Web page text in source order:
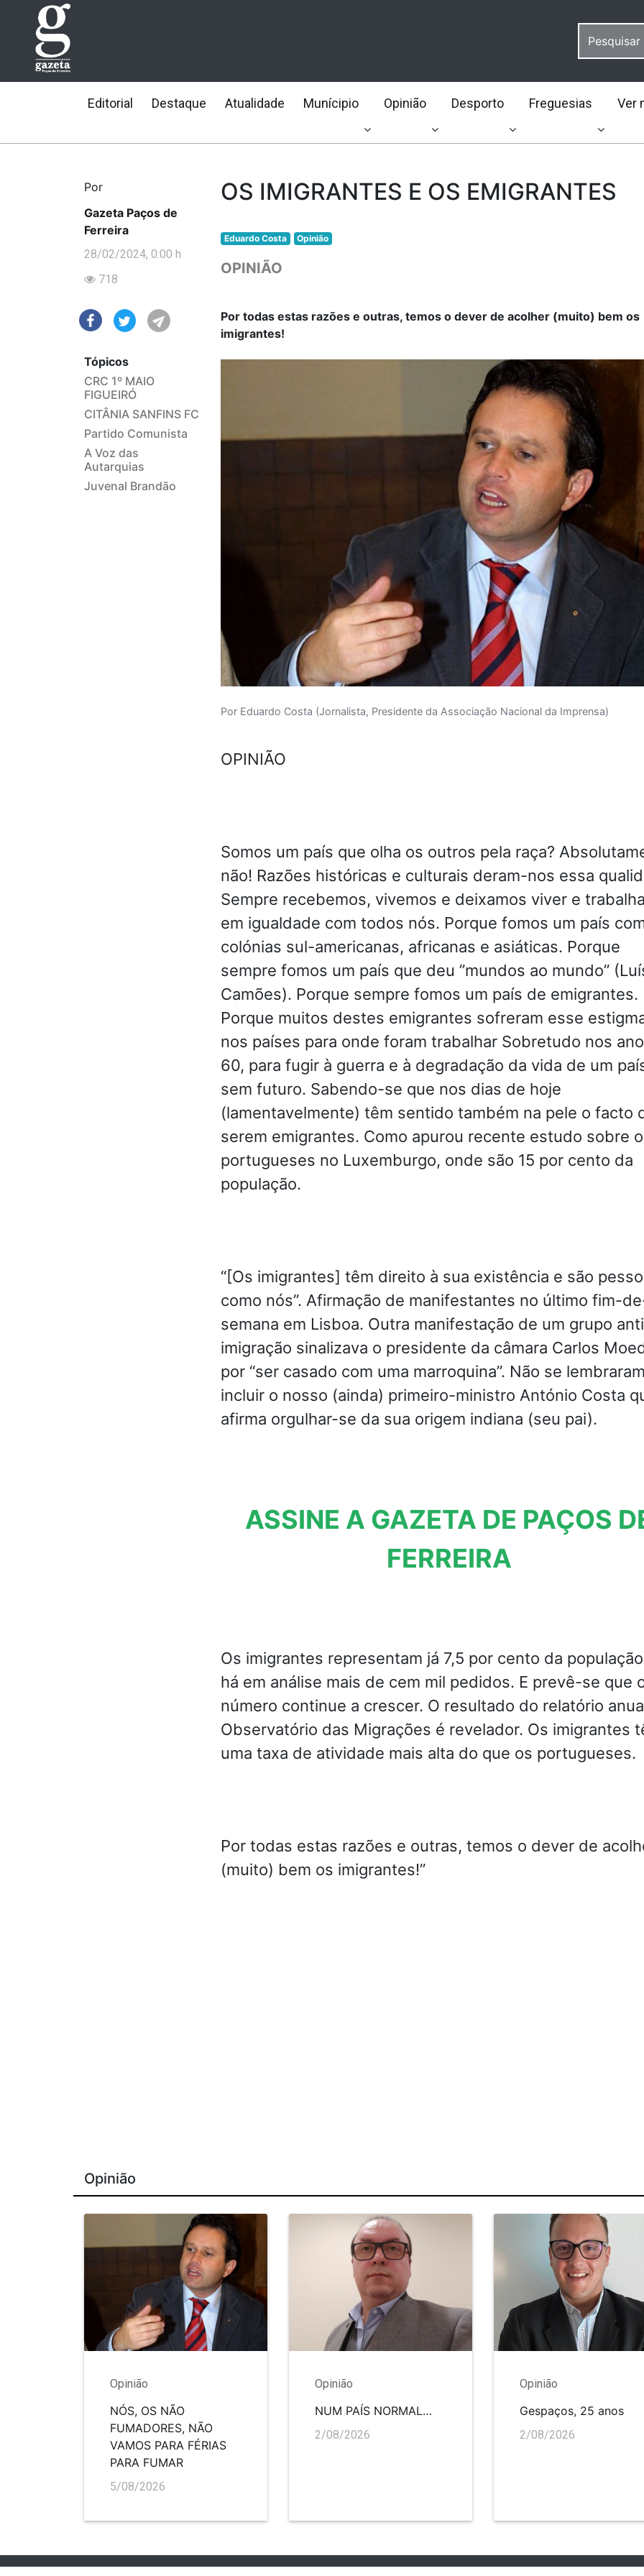
Editorial Destaque Atualidade Munícipio Opinião Desporto Freguesias Ver
Por
Gazeta Paços de
Ferreira
28/02/2024, 0:00 h
718
Tópicos
CRC 1º MAIO
FIGUEIRÓ
CITÂNIA SANFINS FC
Partido Comunista
A Voz das
Autarquias
Juvenal Brandão
OS IMIGRANTES E OS EMIGRANTES
Eduardo Costa Opinião
OPINIÃO
Por todas estas razões e outras, temos o dever de acolher (muito) bem os
imigrantes!
Por Eduardo Costa (Jornalista, Presidente da Associação Nacional da Imprensa)
OPINIÃO
Somos um país que olha os outros pela raça?
não! Razões históricas e culturais deram-nos essa
Sempre recebemos, vivemos e deixamos viver e
em igualdade com todos nós. Porque fomos um país
colónias sul-americanas, africanas e asiáticas. Porque
sempre fomos um país que deu ”mundos ao mundo”
Camões). Porque sempre fomos um país de emigrantes.
Porque muitos destes emigrantes sofreram esse
nos países para onde foram trabalhar Sobretudo nos
60, para fugir à guerra e à degradação da vida de um
sem futuro. Sabendo-se que nos dias de hoje
(lamentavelmente) têm sentido também na pele o facto
serem emigrantes. Como apurou recente estudo sobre
portugueses no Luxemburgo, onde são 15 por cento da
população.
“[Os imigrantes] têm direito à sua existência e são
como nós”. Afirmação de manifestantes no último fim-
semana em Lisboa. Outra manifestação de um grupo
imigração sinalizava o presidente da câmara Carlos
por “ser casado com uma marroquina”. Não se
incluir o nosso (ainda) primeiro-ministro António Costa
afirma orgulhar-se da sua origem indiana (seu pai).
ASSINE A GAZETA DE PAÇOS
FERREIRA
Os imigrantes representam já 7,5 por cento da
há em análise mais de cem mil pedidos. E prevê-se que
número continue a crescer. O resultado do relatório
Observatório das Migrações é revelador. Os imigrantes
uma taxa de atividade mais alta do que os portugueses.
Por todas estas razões e outras, temos o dever de
(muito) bem os imigrantes!”
Opinião
Opinião
NÓS, OS NÃO
FUMADORES, NÃO
VAMOS PARA FÉRIAS
PARA FUMAR
5/08/2026
Opinião
NUM PAÍS NORMAL…
2/08/2026
Opinião
Gespaços, 25 anos
2/08/2026